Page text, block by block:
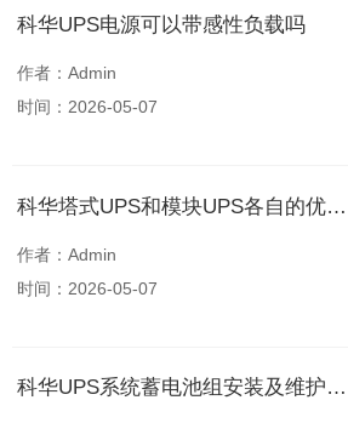
科华UPS电源可以带感性负载吗
作者：Admin
时间：2026-05-07
科华塔式UPS和模块UPS各自的优缺点
作者：Admin
时间：2026-05-07
科华UPS系统蓄电池组安装及维护要点